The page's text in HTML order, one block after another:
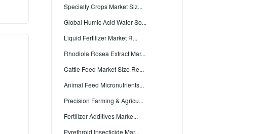
Specialty Crops Market Siz...
Global Humic Acid Water So...
Liquid Fertilizer Market R...
Rhodiola Rosea Extract Mar...
Cattle Feed Market Size Re...
Animal Feed Micronutrients...
Precision Farming & Agricu...
Fertilizer Additives Marke...
Pyrethroid Insecticide Mar...